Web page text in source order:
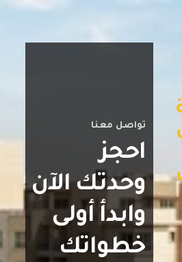
تواصل معنا
احجز
وحدتك الآن
وابدأ أولى
خطواتك